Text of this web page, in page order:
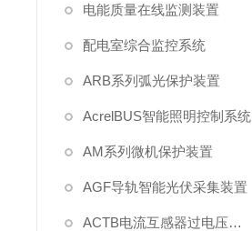
电能质量在线监测装置
配电室综合监控系统
ARB系列弧光保护装置
AcrelBUS智能照明控制系统
AM系列微机保护装置
AGF导轨智能光伏采集装置
ACTB电流互感器过电压保护